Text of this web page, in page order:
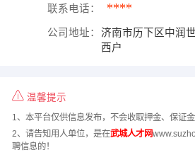
联系电话： ****
公司地址：
济南市历下区中润
西户
温馨提示
1、本平台仅供信息发布，不会收取押金、保证金
2、请告知用人单位，是在武城人才网
聘信息的！